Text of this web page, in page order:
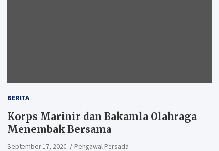
BERITA
Korps Marinir dan Bakamla Olahraga
Menembak Bersama
September 17, 2020 Pengawal Persada